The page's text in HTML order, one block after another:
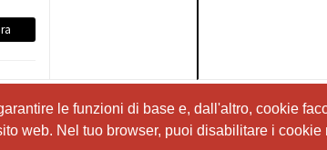
le funzioni di base e, dall'altro, cookie
web. Nel tuo browser, puoi disabilitare i cookie
le funzioni di base e, dall'altro, cookie
web. Nel tuo browser, puoi disabilitare i cookie